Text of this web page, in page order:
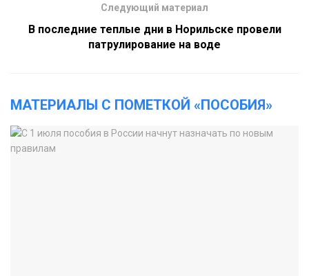
Следующий материал
В последние теплые дни в Норильске провели
патрулирование на воде
МАТЕРИАЛЫ С ПОМЕТКОЙ «ПОСОБИЯ»